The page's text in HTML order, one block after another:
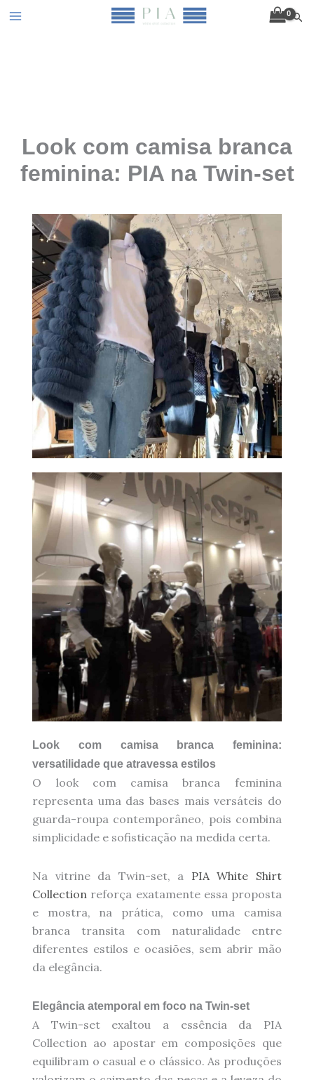
Look com camisa branca
feminina: PIA na Twin-set
Look com camisa branca feminina:
versatilidade que atravessa estilos
O look com camisa branca feminina
representa uma das bases mais versáteis do
guarda-roupa contemporâneo, pois combina
simplicidade e sofisticação na medida certa.
Na vitrine da Twin-set, a PIA White Shirt
Collection reforça exatamente essa proposta
e mostra, na prática, como uma camisa
branca transita com naturalidade entre
diferentes estilos e ocasiões, sem abrir mão
da elegância.
Elegância atemporal em foco na Twin-set
A Twin-set exaltou a essência da PIA
Collection ao apostar em composições que
equilibram o casual e o clássico. As produções